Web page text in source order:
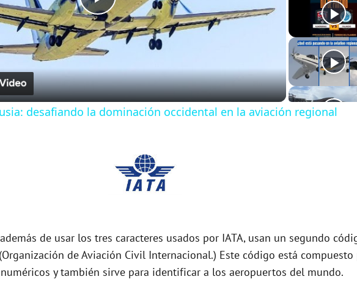
P
l
a
d
e
desafiando la dominación occidental en la aviación regional
de usar los tres caracteres usados por IATA, usan un segundo
de Aviación Civil Internacional.) Este código está compuesto
y también sirve para identificar a los aeropuertos del mundo.